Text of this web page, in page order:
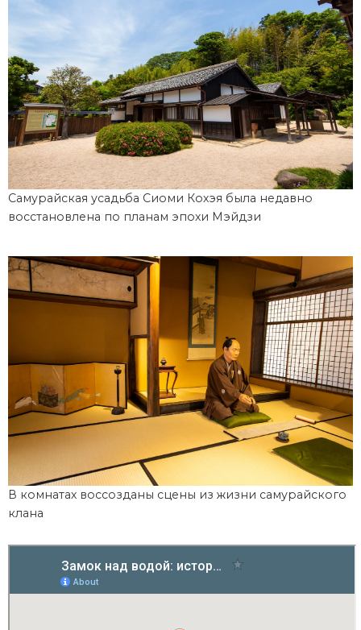
Самурайская усадьба Сиоми Кохэя была недавно
восстановлена по планам эпохи Мэйдзи
В комнатах воссозданы сцены из жизни самурайского
клана